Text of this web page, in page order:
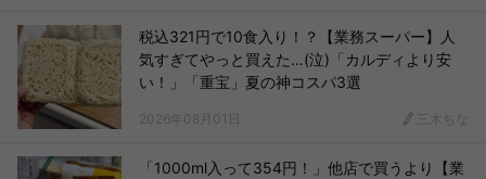
税込321円で10食入り！？【業務スーパー】人
気すぎてやっと買えた…(泣)「カルディより安
い！」「重宝」夏の神コスパ3選
2026年08月01日 三木ちな
「1000ml入って354円！」他店で買うより【業